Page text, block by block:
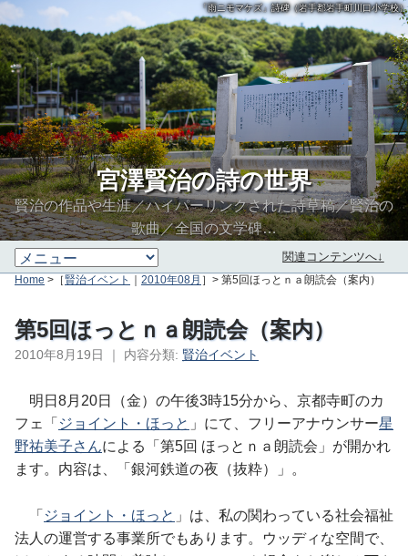
「雨ニモマケズ」詩碑（岩手郡岩手町川口小学校）
宮澤賢治の詩の世界
賢治の作品や生涯／ハイパーリンクされた詩草稿／賢治の
歌曲／全国の文学碑…
関連コンテンツへ↓
Home >［賢治イベント ｜ 2010年08月 ］> 第5回ほっとｎａ朗読会（案内）
第5回ほっとｎａ朗読会（案内）
2010年8月19日 ｜ 内容分類: 賢治イベント
明日8月20日（金）の午後3時15分から、京都寺町のカ
フェ「 ジョイント・ほっと 」にて、フリーアナウンサー星
野祐美子さんによる「第5回 ほっとｎａ朗読会」が開かれ
ます。内容は、「銀河鉄道の夜（抜粋）」。
「 ジョイント・ほっと 」は、私の関わっている社会福祉
法人の運営する事業所でもあります。ウッディな空間で、